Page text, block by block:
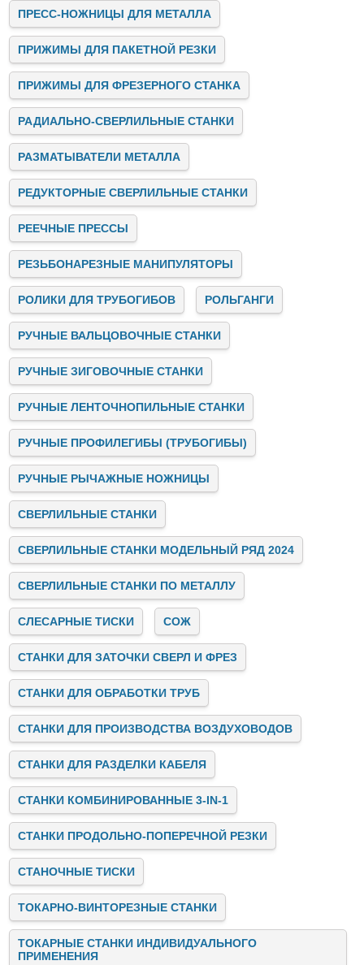
обслуживание оборудования и электричество.
Заключение
Stalex — это лидер на рынке промышленных станков,
предлагающий инновационные, надёжные и
высокопроизводительные решения для бизнеса. Мы
помогаем предприятиям автоматизировать и улучшать
производственные процессы, предоставляя качественное
оборудование, консультации и поддержку на всех этапах
сотрудничества.
Если вы ищете надёжного партнёра для модернизации
своего производства, свяжитесь с нами. Stalex готов
предложить вам лучшие решения для успешного развития
вашего бизнеса!
ПРЕСС-НОЖНИЦЫ ДЛЯ МЕТАЛЛА
ПРИЖИМЫ ДЛЯ ПАКЕТНОЙ РЕЗКИ
ПРИЖИМЫ ДЛЯ ФРЕЗЕРНОГО СТАНКА
РАДИАЛЬНО-СВЕРЛИЛЬНЫЕ СТАНКИ
РАЗМАТЫВАТЕЛИ МЕТАЛЛА
РЕДУКТОРНЫЕ СВЕРЛИЛЬНЫЕ СТАНКИ
РЕЕЧНЫЕ ПРЕССЫ
РЕЗЬБОНАРЕЗНЫЕ МАНИПУЛЯТОРЫ
РОЛИКИ ДЛЯ ТРУБОГИБОВ РОЛЬГАНГИ
РУЧНЫЕ ВАЛЬЦОВОЧНЫЕ СТАНКИ
РУЧНЫЕ ЗИГОВОЧНЫЕ СТАНКИ
РУЧНЫЕ ЛЕНТОЧНОПИЛЬНЫЕ СТАНКИ
РУЧНЫЕ ПРОФИЛЕГИБЫ (ТРУБОГИБЫ)
РУЧНЫЕ РЫЧАЖНЫЕ НОЖНИЦЫ
СВЕРЛИЛЬНЫЕ СТАНКИ
СВЕРЛИЛЬНЫЕ СТАНКИ МОДЕЛЬНЫЙ РЯД 2024
СВЕРЛИЛЬНЫЕ СТАНКИ ПО МЕТАЛЛУ
СЛЕСАРНЫЕ ТИСКИ СОЖ
СТАНКИ ДЛЯ ЗАТОЧКИ СВЕРЛ И ФРЕЗ
СТАНКИ ДЛЯ ОБРАБОТКИ ТРУБ
СТАНКИ ДЛЯ ПРОИЗВОДСТВА ВОЗДУХОВОДОВ
СТАНКИ ДЛЯ РАЗДЕЛКИ КАБЕЛЯ
СТАНКИ КОМБИНИРОВАННЫЕ 3-IN-1
СТАНКИ ПРОДОЛЬНО-ПОПЕРЕЧНОЙ РЕЗКИ
СТАНОЧНЫЕ ТИСКИ
ТОКАРНО-ВИНТОРЕЗНЫЕ СТАНКИ
ТОКАРНЫЕ СТАНКИ ИНДИВИДУАЛЬНОГО
ПРИМЕНЕНИЯ